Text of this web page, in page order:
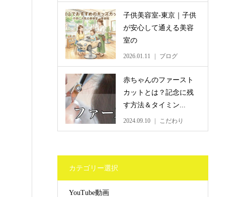
子供美容室-東京｜子供
が安心して通える美容
室の
2026.01.11 ブログ
赤ちゃんのファースト
カットとは？記念に残
す方法＆タイミン...
2024.09.10 こだわり
カテゴリー選択
YouTube動画